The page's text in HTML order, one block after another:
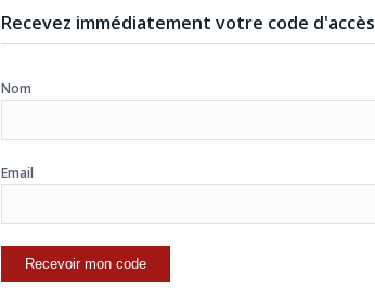
Recevez immédiatement votre code d'accès
Nom
Email